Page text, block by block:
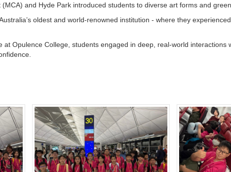
and Hyde Park introduced students to diverse art forms and
oldest and world-renowned institution - where they
Opulence College, students engaged in deep, real-world interactions